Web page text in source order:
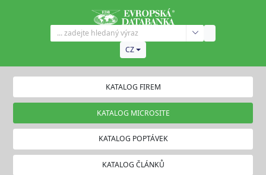
CZ
KATALOG FIREM
KATALOG MICROSITE
KATALOG POPTÁVEK
KATALOG ČLÁNKŮ